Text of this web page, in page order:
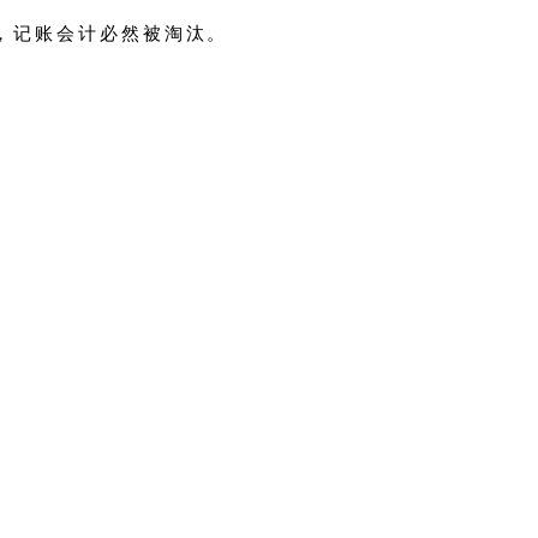
账会计必然被淘汰。